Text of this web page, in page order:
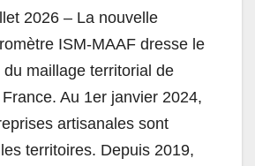
2026 – La nouvelle
ISM-MAAF dresse le
maillage territorial de
France. Au 1er janvier 2024,
artisanales sont
territoires. Depuis 2019,